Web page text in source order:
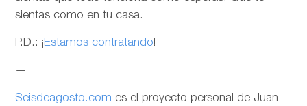
sientas como en tu casa.
P.D.: ¡Estamos contratando!
—
Seisdeagosto.com es el proyecto personal de Juan